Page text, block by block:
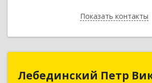
Показать контакты
Назад
Лебединский Петр
Лебединский Петр